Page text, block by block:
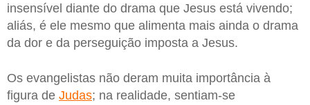
insensível diante do drama que Jesus está vivendo;
aliás, é ele mesmo que alimenta mais ainda o drama
da dor e da perseguição imposta a Jesus.
Os evangelistas não deram muita importância à
figura de Judas; na realidade, sentiam-se